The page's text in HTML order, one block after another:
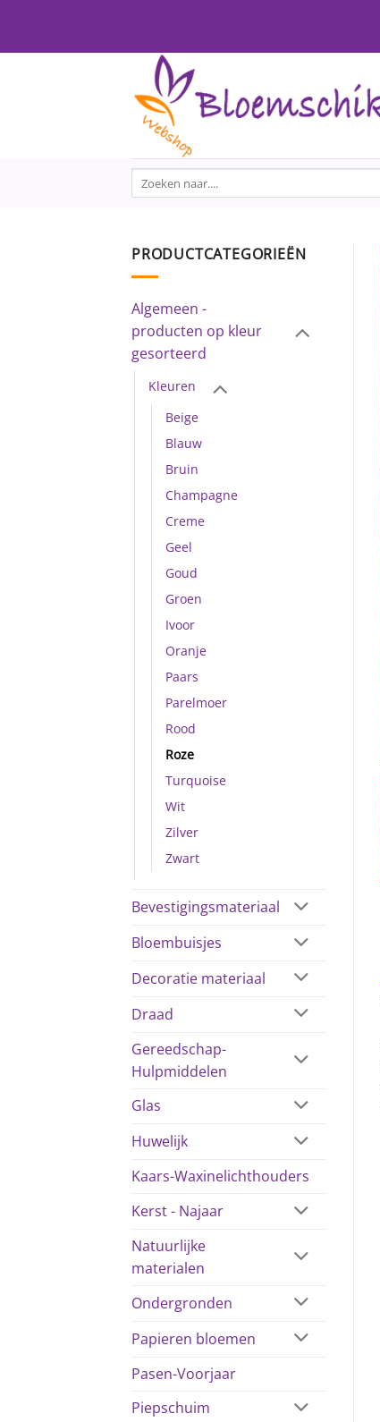
inhoud
Zoeken
naar:
PRODUCTCATEGORIEËN
Algemeen -
producten op kleur
gesorteerd
Kleuren
Beige
Blauw
Bruin
Champagne
Creme
Geel
Goud
Groen
Ivoor
Oranje
Paars
Parelmoer
Rood
Roze
Turquoise
Wit
Zilver
Zwart
Bevestigingsmateriaal
Bloembuisjes
Decoratie materiaal
Draad
Gereedschap-
Hulpmiddelen
Glas
Huwelijk
Kaars-Waxinelichthouders
Kerst - Najaar
Natuurlijke
materialen
Ondergronden
Papieren bloemen
Pasen-Voorjaar
Piepschuim